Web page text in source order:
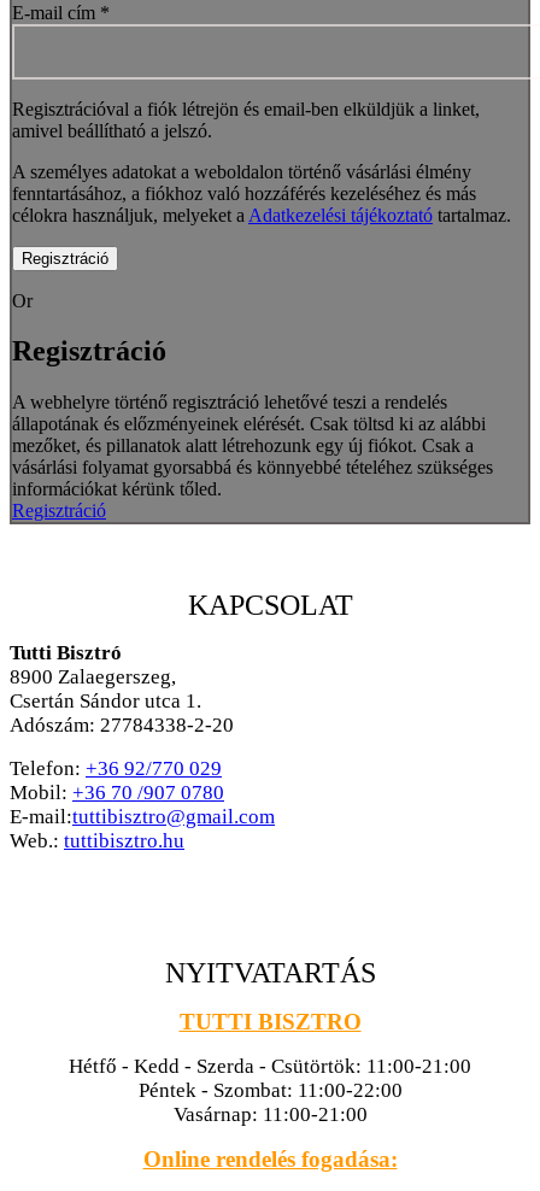
E-mail cím *
Regisztrációval a fiók létrejön és email-ben elküldjük a linket,
amivel beállítható a jelszó.
A személyes adatokat a weboldalon történő vásárlási élmény
fenntartásához, a fiókhoz való hozzáférés kezeléséhez és más
célokra használjuk, melyeket a Adatkezelési tájékoztató tartalmaz.
Regisztráció
Or
Regisztráció
A webhelyre történő regisztráció lehetővé teszi a rendelés
állapotának és előzményeinek elérését. Csak töltsd ki az alábbi
mezőket, és pillanatok alatt létrehozunk egy új fiókot. Csak a
vásárlási folyamat gyorsabbá és könnyebbé tételéhez szükséges
információkat kérünk tőled.
Regisztráció
KAPCSOLAT
Tutti Bisztró
8900 Zalaegerszeg,
Csertán Sándor utca 1.
Adószám: 27784338-2-20
Telefon: +36 92/770 029
Mobil: +36 70 /907 0780
E-mail:tuttibisztro@gmail.com
Web.: tuttibisztro.hu
NYITVATARTÁS
TUTTI BISZTRO
Hétfő - Kedd - Szerda - Csütörtök: 11:00-21:00
Péntek - Szombat: 11:00-22:00
Vasárnap: 11:00-21:00
Online rendelés fogadása: